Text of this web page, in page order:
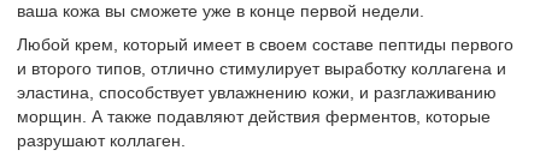
ваша кожа вы сможете уже в конце первой недели.
Любой крем, который имеет в своем составе пептиды первого
и второго типов, отлично стимулирует выработку коллагена и
эластина, способствует увлажнению кожи, и разглаживанию
морщин. А также подавляют действия ферментов, которые
разрушают коллаген.